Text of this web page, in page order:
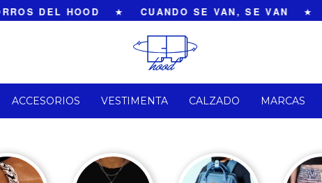
DEL HOOD CUANDO SE VAN, SE VAN
ACCESORIOS VESTIMENTA CALZADO MARCAS